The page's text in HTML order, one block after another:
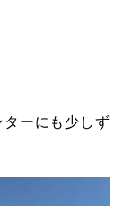
ーにも少しず